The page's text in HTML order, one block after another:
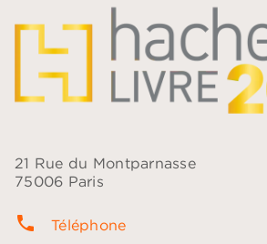
21 Rue du Montparnasse
75006 Paris
phone Téléphone